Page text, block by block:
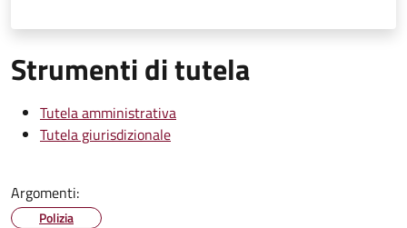
Strumenti di tutela
Tutela amministrativa
Tutela giurisdizionale
Argomenti:
Polizia